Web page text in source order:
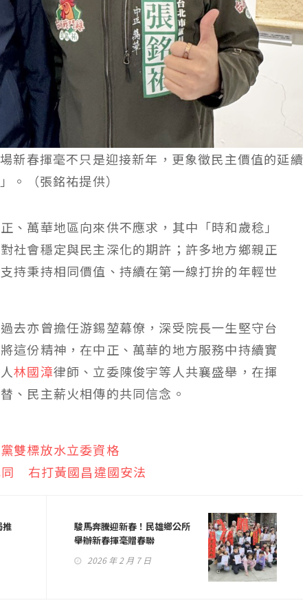
新春揮毫不只是迎接新年，更象徵民主價值的延續
。（張銘祐提供）
、萬華地區向來供不應求，其中「時和歲稔」
社會穩定與民主深化的期許；許多地方鄉親正
持秉持相同價值、持續在第一線打拚的年輕世
去亦曾擔任游錫堃幕僚，深受院長一生堅守台
這份精神，在中正、萬華的地方服務中持續實
林國漳律師、立委陳俊宇等人共襄盛舉，在揮
、民主薪火相傳的共同信念。
雙標放水立委資格
同 右打黃國昌違國安法
推
駿馬奔騰迎新春！民雄鄉公所
舉辦新春揮毫贈春聯
2026 年 2 月 7 日